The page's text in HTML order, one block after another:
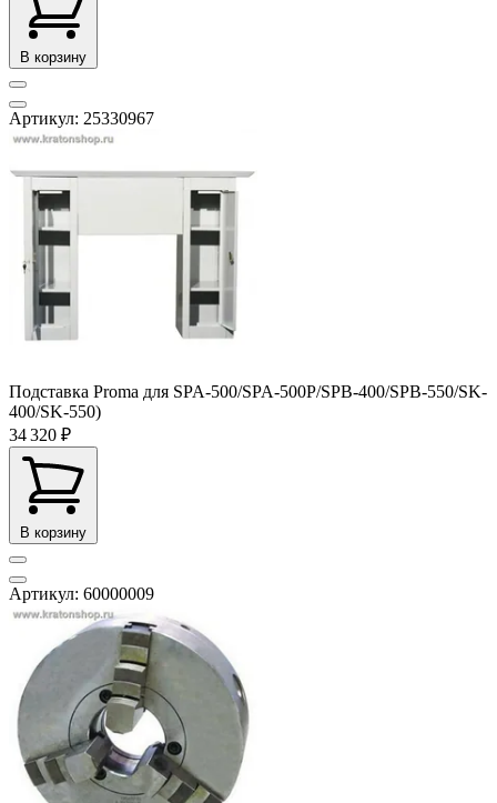
В корзину
Артикул: 25330967
Подставка Proma для SPA-500/SPA-500P/SPB-400/SPB-550/SK-
400/SK-550)
34 320 ₽
В корзину
Артикул: 60000009